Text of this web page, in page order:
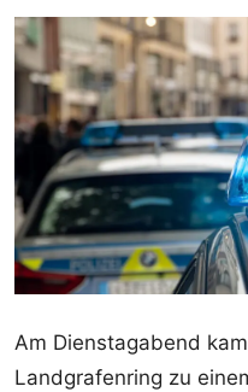
Am Dienstagabend
Landgrafenring zu